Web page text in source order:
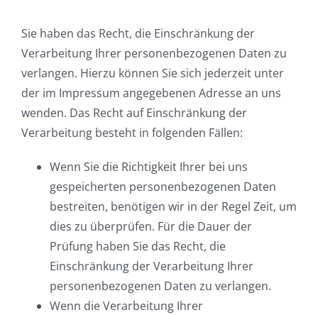
Sie haben das Recht, die Einschränkung der
Verarbeitung Ihrer personenbezogenen Daten zu
verlangen. Hierzu können Sie sich jederzeit unter
der im Impressum angegebenen Adresse an uns
wenden. Das Recht auf Einschränkung der
Verarbeitung besteht in folgenden Fällen:
Wenn Sie die Richtigkeit Ihrer bei uns
gespeicherten personenbezogenen Daten
bestreiten, benötigen wir in der Regel Zeit, um
dies zu überprüfen. Für die Dauer der
Prüfung haben Sie das Recht, die
Einschränkung der Verarbeitung Ihrer
personenbezogenen Daten zu verlangen.
Wenn die Verarbeitung Ihrer